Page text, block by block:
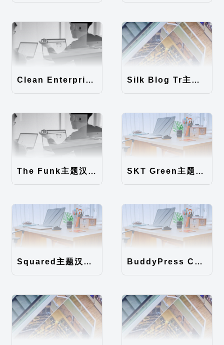
Clean Enterprise主题汉化包 Silk Blog Tr主题汉化包
The Funk主题汉化包 SKT Green主题汉化包
Squared主题汉化包 BuddyPress Colours主题汉化包